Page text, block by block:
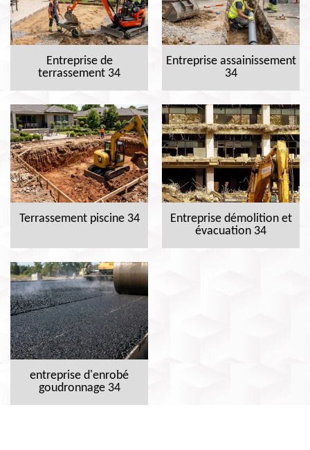
Entreprise de
terrassement 34
Entreprise assainissement
34
Terrassement piscine 34
Entreprise démolition et
évacuation 34
entreprise d'enrobé
goudronnage 34